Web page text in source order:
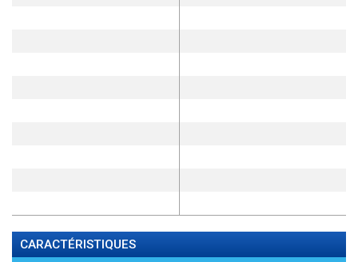
CARACTÉRISTIQUES